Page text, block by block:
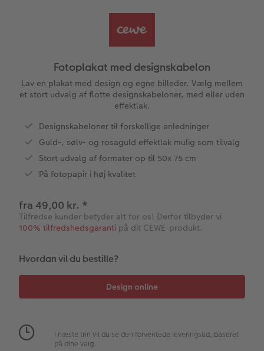
CEWE FOTOBOG Color pop
Mindelomme
Forstørrelse på fotopapir
Fotoklistermærker
Pasfoto
Billede på aluminiumsplade
Billede på akrylglas
Billede på træ
Fotoplakat med kort
Fotoplakat med plakatliste
hexxas
Flerdelt vægbillede
Fotopanel
Talcollage
Fotomagneter
Art prints
Fyld-selv gaveæske
Mobilcovers
CEWE Gavekort
Design selv
Foldekort
Kort med fotoindstik
Bordkort
Direkte forsendelse
Digitalt festkort
Inspiration til bryllup
Valgmuligheder
Tilbehør
Fotoplakat med designskabelon
Lav en plakat med design og egne billeder. Vælg mellem
et stort udvalg af flotte designskabeloner, med eller uden
effektlak.
Designskabeloner til forskellige anledninger
Guld-, sølv- og rosaguld effektlak mulig som tilvalg
Stort udvalg af formater op til 50x 75 cm
På fotopapir i høj kvalitet
fra 49,00 kr. *
Tilfredse kunder betyder alt for os! Derfor tilbyder vi
100% tilfredshedsgaranti på dit CEWE-produkt.
Hvordan vil du bestille?
I næste trin vil du se den forventede leveringstid, baseret
på dine valg.